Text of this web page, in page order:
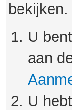
U
aan
U